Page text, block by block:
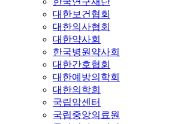
대한보건협회
대한의사협회
대한약사회
한국병원약사회
대한간호협회
대한예방의학회
대한의학회
국립암센터
국립중앙의료원